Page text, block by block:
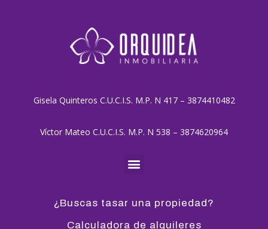
Gisela Quinteros C.U.C.I.S. M.P. N 417 – 3874410482
Víctor Mateo C.U.C.I.S. M.P. N 538 – 3874620964
¿Buscas tasar una propiedad?
Calculadora de alquileres